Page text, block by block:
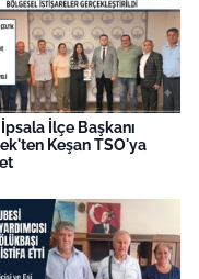
İlçe Başkanı
Keşan TSO'ya